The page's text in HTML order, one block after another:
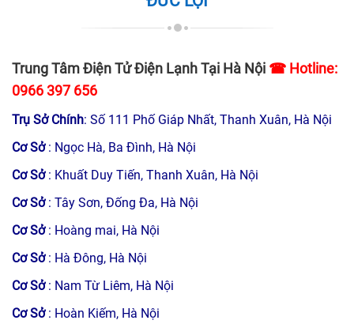
2. Ưu điểm nổi bật của trung tâm Điện tử Đức Lợi
Đội ngũ nhân viên kỹ thuật chuyên nghiệp, tận tâm
Tất cả nhân viên kỹ thuật tại Điện tử Đức Lợi được đào
Trung Tâm Điện Tử Điện Lạnh Tại Hà Nội ☎ Hotline:
0966 397 656
Trụ Sở Chính: Số 111 Phố Giáp Nhất, Thanh Xuân, Hà Nội
Cơ Sở : Ngọc Hà, Ba Đình, Hà Nội
Cơ Sở : Khuất Duy Tiến, Thanh Xuân, Hà Nội
Cơ Sở : Tây Sơn, Đống Đa, Hà Nội
Cơ Sở: Hoàng mai, Hà Nội
Cơ Sở : Hà Đông, Hà Nội
Cơ Sở : Nam Từ Liêm, Hà Nội
Cơ Sở : Hoàn Kiếm, Hà Nội